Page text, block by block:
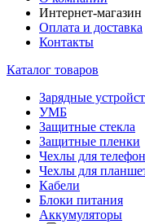
Интернет-магазин
Оплата и доставка
Контакты
Каталог товаров
Зарядные
УМБ
Защитные стекла
Защитные пленки
Чехлы для
Чехлы для
Кабели
Блоки питания
Аккумуляторы